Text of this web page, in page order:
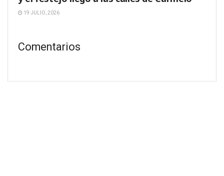
19 JULIO, 2026
Comentarios